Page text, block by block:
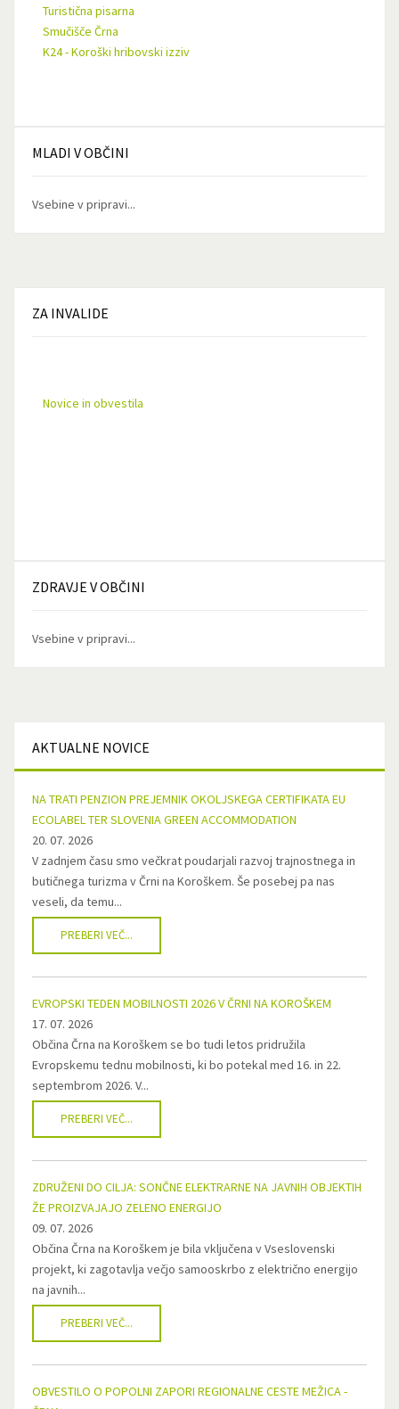
Turistična pisarna
Smučišče Črna
K24 - Koroški hribovski izziv
MLADI V OBČINI
Vsebine v pripravi...
ZA INVALIDE
Novice in obvestila
ZDRAVJE V OBČINI
Vsebine v pripravi...
AKTUALNE NOVICE
NA TRATI PENZION PREJEMNIK OKOLJSKEGA CERTIFIKATA EU
ECOLABEL TER SLOVENIA GREEN ACCOMMODATION
20. 07. 2026
V zadnjem času smo večkrat poudarjali razvoj trajnostnega in
butičnega turizma v Črni na Koroškem. Še posebej pa nas
veseli, da temu...
PREBERI VEČ...
EVROPSKI TEDEN MOBILNOSTI 2026 V ČRNI NA KOROŠKEM
17. 07. 2026
Občina Črna na Koroškem se bo tudi letos pridružila
Evropskemu tednu mobilnosti, ki bo potekal med 16. in 22.
septembrom 2026. V...
PREBERI VEČ...
ZDRUŽENI DO CILJA: SONČNE ELEKTRARNE NA JAVNIH OBJEKTIH
ŽE PROIZVAJAJO ZELENO ENERGIJO
09. 07. 2026
Občina Črna na Koroškem je bila vključena v Vseslovenski
projekt, ki zagotavlja večjo samooskrbo z električno energijo
na javnih...
PREBERI VEČ...
OBVESTILO O POPOLNI ZAPORI REGIONALNE CESTE MEŽICA -